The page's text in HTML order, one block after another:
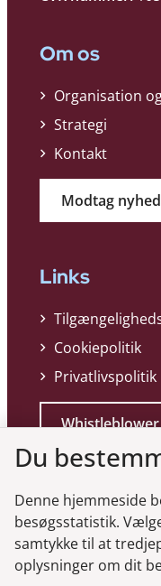
Om os
Organisation
Strategi
Kontakt
Modtag
Links
Cookiepolitik
Privatlivspolitik
Whistleblower
Genveje
Du
Denne hjemmeside
besøgsstatistik.
samtykke til at
oplysninger om dit